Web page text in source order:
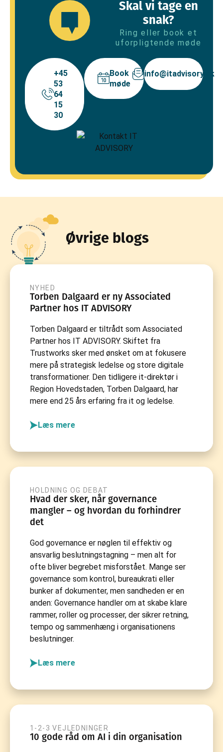
Skal vi tage en
snak?
Ring eller book et
uforpligtende møde
+45
53
64
15
30
Book
møde
info@itadvisory.dk
Øvrige blogs
NYHED
Torben Dalgaard er ny Associated
Partner hos IT ADVISORY
Torben Dalgaard er tiltrådt som Associated
Partner hos IT ADVISORY. Skiftet fra
Trustworks sker med ønsket om at fokusere
mere på strategisk ledelse og store digitale
transformationer. Den tidligere it-direktør i
Region Hovedstaden, Torben Dalgaard, har
mere end 25 års erfaring fra it og ledelse.
Læs mere
HOLDNING OG DEBAT
Hvad der sker, når governance
mangler – og hvordan du forhindrer
det
God governance er nøglen til effektiv og
ansvarlig beslutningstagning – men alt for
ofte bliver begrebet misforstået. Mange ser
governance som kontrol, bureaukrati eller
bunker af dokumenter, men sandheden er en
anden: Governance handler om at skabe klare
rammer, roller og processer, der sikrer retning,
tempo og sammenhæng i organisationens
beslutninger.
Læs mere
1-2-3 VEJLEDNINGER
10 gode råd om AI i din organisation